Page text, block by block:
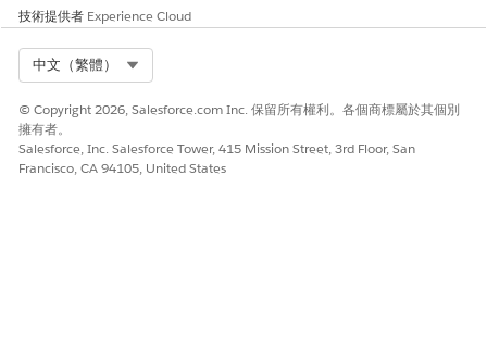
技術提供者 Experience Cloud
中文（繁體）
© Copyright 2026, Salesforce.com Inc. 保留所有權利。各個商標屬於其個別
擁有者。
Salesforce, Inc. Salesforce Tower, 415 Mission Street, 3rd Floor, San
Francisco, CA 94105, United States